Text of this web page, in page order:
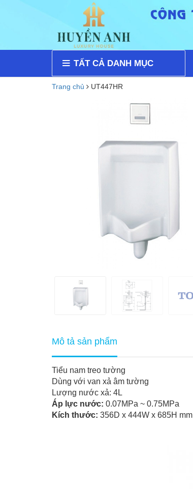
TẤT CẢ DANH MỤC
Trang chủ UT447HR
Mô tả sản phẩm
Tiểu nam treo tường
Dùng với van xả âm tường
Lượng nước xả: 4L
Áp lực nước: 0.07MPa ~ 0.75MPa
Kích thước: 356D x 444W x 685H mm